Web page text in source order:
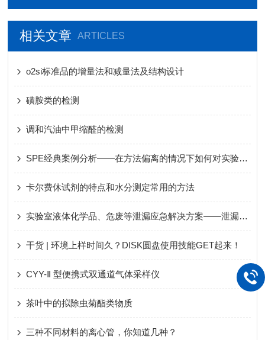
相关文章 ARTICLES
o2si标准品的增量法和减量法及结构设计
磺胺类的检测
调和汽油中甲缩醛的检测
SPE经典案例分析——在方法偏离的情况下如何对实验过程进行有效优化
卡尔费休试剂的特点和水分测定常用的方法
实验室液体化学品、危废等泄漏应急解决方案——泄漏吸附剂
干货 | 环境上样时间久？DISK圆盘使用技能GET起来！
CYY-Ⅱ 型便携式双通道气体采样仪
茶叶中的拟除虫菊酯类物质
三种不同材料的离心管，你知道几种？